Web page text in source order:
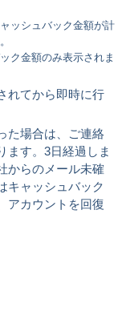
ッシュバック金額が計
ク金額のみ表示されま
れてから即時に行
た場合は、ご連絡
ます。3日経過しま
からのメール未確
キャッシュバック
アカウントを回復